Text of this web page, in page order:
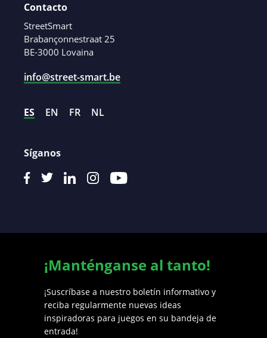
Contacto
StreetSmart
Brabançonnestraat 25
BE-3000 Lovaina
info@street-smart.be
ES EN FR NL
Síganos
¡Manténganse al tanto!
¡Suscríbase a nuestro boletín informativo y
reciba regularmente nuevas ideas
inspiradoras para juegos en su bandeja de
entrada!